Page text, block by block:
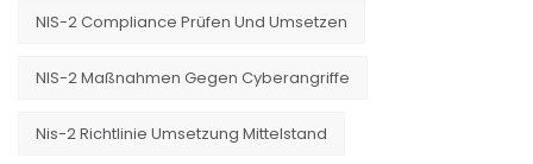
NIS-2 Compliance Prüfen Und Umsetzen
NIS-2 Maßnahmen Gegen Cyberangriffe
Nis-2 Richtlinie Umsetzung Mittelstand